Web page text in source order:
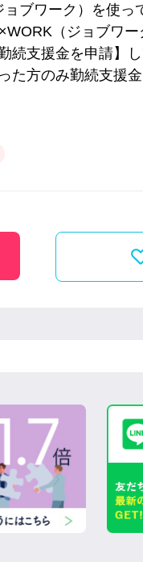
ョブワーク）を使
（ジョブワ
続支援金を申請】
た方のみ勤続支援